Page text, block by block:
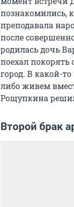
познакомились,
преподавала
после
родилась дочь
поехал покорять
город. В какой-
либо живем
Рощупкина
Второй брак